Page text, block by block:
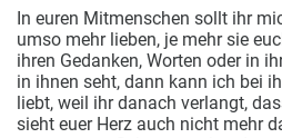
In euren Mitmenschen sollt ihr
umso mehr lieben, je mehr sie
ihren Gedanken, Worten oder in
in ihnen seht, dann kann ich bei
liebt, weil ihr danach verlangt,
sieht euer Herz auch nicht mehr